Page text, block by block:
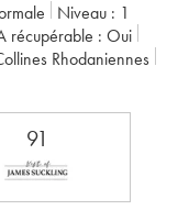
Niveau : 1
récupérable :
oui
Collines Rhodaniennes
91